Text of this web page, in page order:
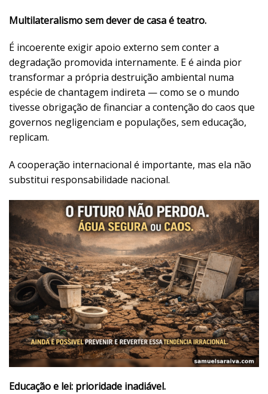
Multilateralismo sem dever de casa é teatro.
É incoerente exigir apoio externo sem conter a
degradação promovida internamente. E é ainda pior
transformar a própria destruição ambiental numa
espécie de chantagem indireta — como se o mundo
tivesse obrigação de financiar a contenção do caos que
governos negligenciam e populações, sem educação,
replicam.
A cooperação internacional é importante, mas ela não
substitui responsabilidade nacional.
Educação e lei: prioridade inadiável.